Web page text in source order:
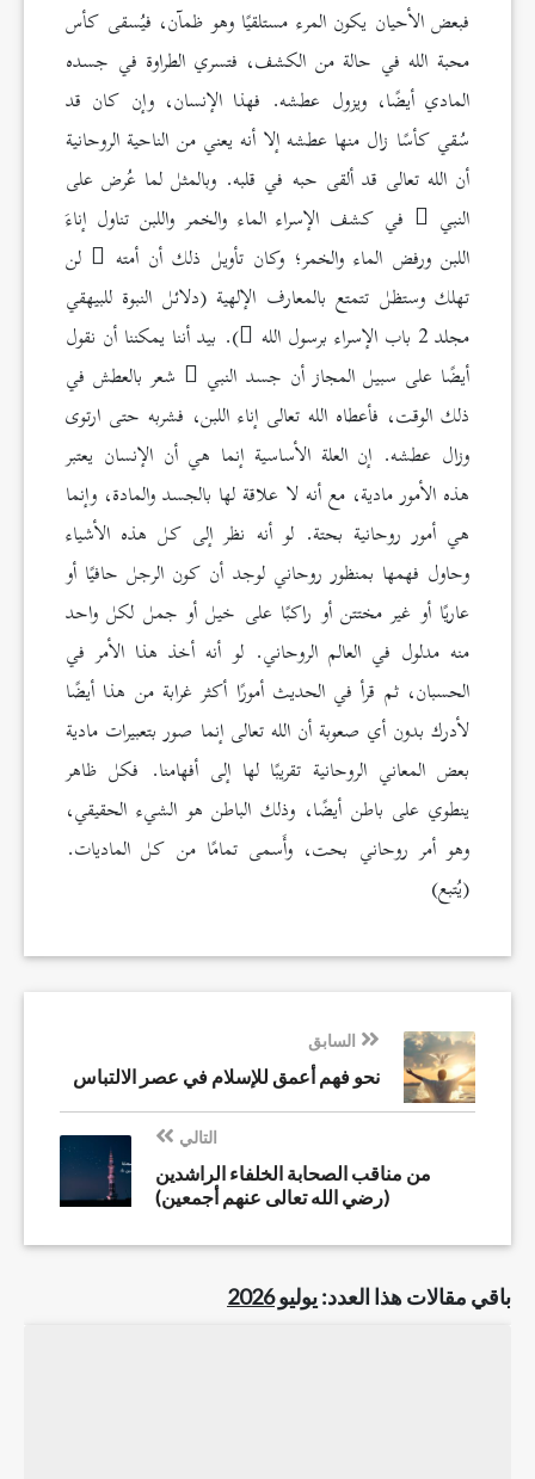
باقي مقالات هذا العدد:يوليو 2026
فبعض الأحيان يكون المرء مستلقيًا وهو ظمآن، فيُسقى كأس
محبة الله في حالة من الكشف، فتسري الطراوة في جسده
المادي أيضًا، ويزول عطشه. فهذا الإنسان، وإن كان قد
سُقي كأسًا زال منها عطشه إلا أنه يعني من الناحية الروحانية
أن الله تعالى قد ألقى حبه في قلبه. وبالمثل لما عُرض على
النبي
في كشف الإسراء الماء والخمر واللبن تناول إناءَ
اللبن ورفض الماء والخمر؛ وكان تأويل ذلك أن أمته
لن
تهلك وستظل تتمتع بالمعارف الإلهية (دلائل النبوة للبيهقي
مجلد 2 باب الإسراء برسول الله
). بيد أننا يمكننا أن نقول
أيضًا على سبيل المجاز أن جسد النبي
شعر بالعطش في
ذلك الوقت، فأعطاه الله تعالى إناء اللبن، فشربه حتى ارتوى
وزال عطشه. إن العلة الأساسية إنما هي أن الإنسان يعتبر
هذه الأمور مادية، مع أنه لا علاقة لها بالجسد والمادة، وإنما
هي أمور روحانية بحتة. لو أنه نظر إلى كل هذه الأشياء
وحاول فهمها بمنظور روحاني لوجد أن كون الرجل حافيًا أو
عاريًا أو غير مختتن أو راكبًا على خيل أو جمل لكل واحد
منه مدلول في العالم الروحاني. لو أنه أخذ هذا الأمر في
الحسبان، ثم قرأ في الحديث أمورًا أكثر غرابة من هذا أيضًا
لأدرك بدون أي صعوبة أن الله تعالى إنما صور بتعبيرات مادية
بعض المعاني الروحانية تقريبًا لها إلى أفهامنا. فكل ظاهر
ينطوي على باطن أيضًا، وذلك الباطن هو الشيء الحقيقي،
وهو أمر روحاني بحت، وأَسمى تمامًا من كل الماديات.
(يُتبع)
السابق
نحو فهم أعمق للإسلام في عصر الالتباس
التالي
من مناقب الصحابة الخلفاء الراشدين
(رضي الله تعالى عنهم أجمعين)